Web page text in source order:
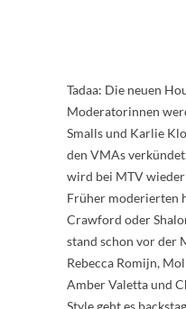
Tadaa: Die neuen
Moderatorinnen
Smalls und Karlie
den VMAs
wird bei MTV
Früher moderierten
Crawford oder
stand schon vor der
Rebecca Romijn,
Amber Valetta und
Style geht es